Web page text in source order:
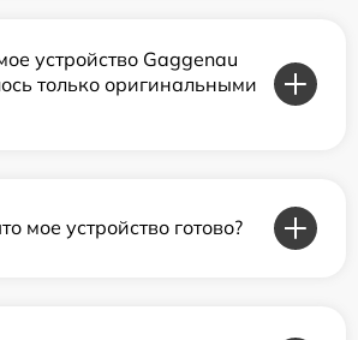
устройство Gaggenau
только оригинальными
мое устройство готово?